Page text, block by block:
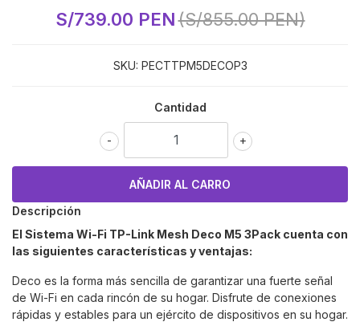
S/739.00 PEN(S/855.00 PEN)
SKU: PECTTPM5DECOP3
Cantidad
+
-
Descripción
El Sistema Wi-Fi TP-Link Mesh Deco M5 3Pack cuenta con
las siguientes características y ventajas:
Deco es la forma más sencilla de garantizar una fuerte señal
de Wi-Fi en cada rincón de su hogar. Disfrute de conexiones
rápidas y estables para un ejército de dispositivos en su hogar.